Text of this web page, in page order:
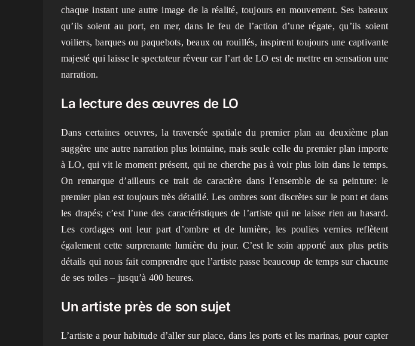
chaque instant une autre image de la réalité, toujours en mouvement. Ses bateaux
qu’ils soient au port, en mer, dans le feu de l’action d’une régate, qu’ils soient
voiliers, barques ou paquebots, beaux ou rouillés, inspirent toujours une captivante
majesté qui laisse le spectateur rêveur car l’art de LO est de mettre en sensation une
narration.
La lecture des œuvres de LO
Dans certaines oeuvres, la traversée spatiale du premier plan au deuxième plan
suggère une autre narration plus lointaine, mais seule celle du premier plan importe
à LO, qui vit le moment présent, qui ne cherche pas à voir plus loin dans le temps.
On remarque d’ailleurs ce trait de caractère dans l’ensemble de sa peinture: le
premier plan est toujours très détaillé. Les ombres sont discrètes sur le pont et dans
les drapés; c’est l’une des caractéristiques de l’artiste qui ne laisse rien au hasard.
Les cordages ont leur part d’ombre et de lumière, les poulies vernies reflètent
également cette surprenante lumière du jour. C’est le soin apporté aux plus petits
détails qui nous fait comprendre que l’artiste passe beaucoup de temps sur chacune
de ses toiles – jusqu’à 400 heures.
Un artiste près de son sujet
L’artiste a pour habitude d’aller sur place, dans les ports et les marinas, pour capter